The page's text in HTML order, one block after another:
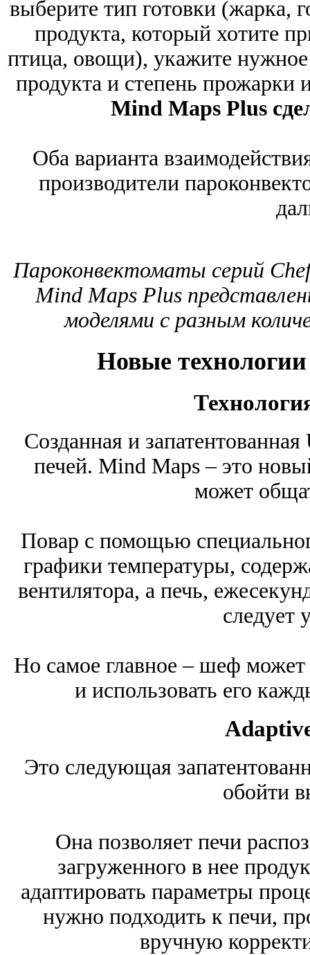
выберите тип готовки (жарка,
продукта, который хотите
птица, овощи), укажите
продукта и степень прожарки
Mind Maps Plus
Оба варианта
производители
Пароконвектоматы серий
Mind Maps Plus
моделями с разным
Новые
Созданная и
печей. Mind Maps – это
может
Повар c помощью
графики температуры,
вентилятора, а печь,
следует
Но самое главное – шеф может
и использовать его
Это следующая
обойти
Она позволяет печи
загруженного в нее
адаптировать параметры
нужно подходить к печи,
вручную